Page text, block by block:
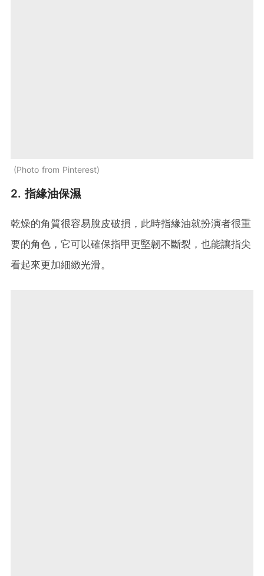
Photo from Pinterest
2. 指緣油保濕
乾燥的角質很容易脫皮破損，此時指緣油就扮演者很重
要的角色，它可以確保指甲更堅韌不斷裂，也能讓指尖
看起來更加細緻光滑。